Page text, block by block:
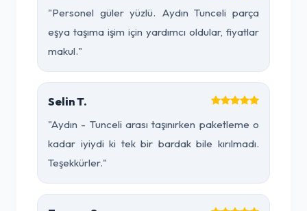
"Personel güler yüzlü. Aydın Tunceli parça
eşya taşıma işim için yardımcı oldular, fiyatlar
makul."
Selin T.
"Aydın - Tunceli arası taşınırken paketleme o
kadar iyiydi ki tek bir bardak bile kırılmadı.
Teşekkürler."